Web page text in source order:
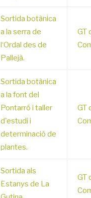
Sortida botànica
a la serra de
l‘Ordal des de
Pallejà.
GT
Sortida botànica
a la font del
Pontarró i taller
d'estudi i
determinació de
plantes.
GT
Sortida als
Estanys de La
GT